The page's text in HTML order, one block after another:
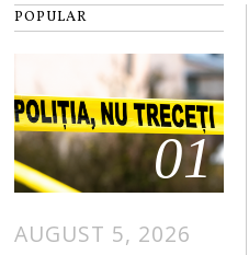
POPULAR
01
AUGUST 5, 2026